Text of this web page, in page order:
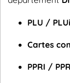
PLU / PLUi
Cartes
PPRI /